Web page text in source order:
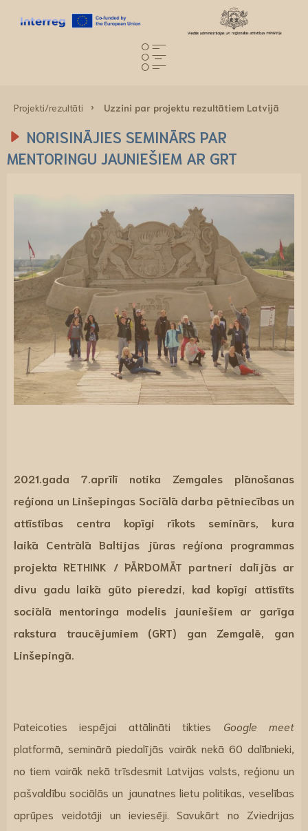
Projekti/rezultāti Uzzini par projektu rezultātiem Latvijā
NORISINĀJIES SEMINĀRS PAR
MENTORINGU JAUNIEŠIEM AR GRT
2021.gada 7.aprīlī notika Zemgales plānošanas
reģiona un Linšepingas Sociālā darba pētniecības un
attīstības centra kopīgi rīkots seminārs, kura
laikā Centrālā Baltijas jūras reģiona programmas
projekta RETHINK / PĀRDOMĀT partneri dalījās ar
divu gadu laikā gūto pieredzi, kad kopīgi attīstīts
sociālā mentoringa modelis jauniešiem ar garīga
rakstura traucējumiem (GRT) gan Zemgalē, gan
Linšepingā.
Pateicoties iespējai attālināti tikties Google meet
platformā, seminārā piedalījās vairāk nekā 60 dalībnieki,
no tiem vairāk nekā trīsdesmit Latvijas valsts, reģionu un
pašvaldību sociālās un jaunatnes lietu politikas, veselības
aprūpes veidotāji un ieviesēji. Savukārt no Zviedrijas